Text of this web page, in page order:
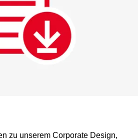
zu unserem Corporate Design,